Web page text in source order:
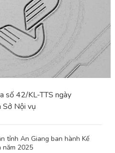
số 42/KL-TTS ngày
Nội vụ
tỉnh An Giang ban hành Kế
2025